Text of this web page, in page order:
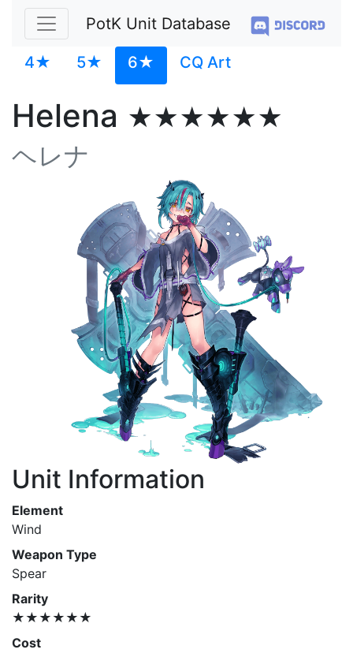
PotK Unit Database
4★ 5★ 6★ CQ Art
Helena ★★★★★★
ヘレナ
Unit Information
Element
Wind
Weapon Type
Spear
Rarity
★★★★★★
Cost